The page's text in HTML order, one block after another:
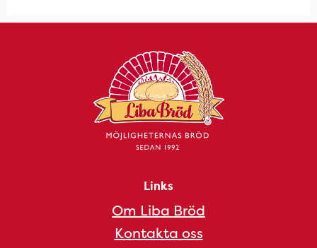
Links
Om Liba Bröd
Kontakta oss